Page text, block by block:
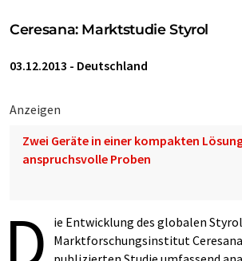
Ceresana: Marktstudie Styrol
03.12.2013 - Deutschland
Anzeigen
Zwei Geräte in einer kompakten
anspruchsvolle Proben
D
ie Entwicklung des globalen
Marktforschungsinstitut